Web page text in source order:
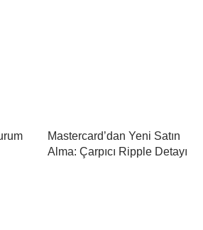
Mastercard’dan Yeni Satın
Alma: Çarpıcı Ripple Detayı